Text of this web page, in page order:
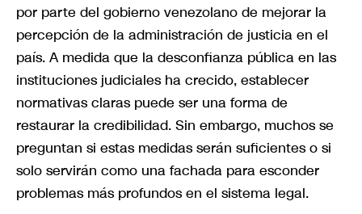
por parte del gobierno venezolano de mejorar la
percepción de la administración de justicia en el
país. A medida que la desconfianza pública en las
instituciones judiciales ha crecido, establecer
normativas claras puede ser una forma de
restaurar la credibilidad. Sin embargo, muchos se
preguntan si estas medidas serán suficientes o si
solo servirán como una fachada para esconder
problemas más profundos en el sistema legal.